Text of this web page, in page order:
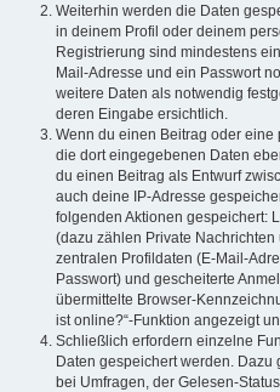
Weiterhin werden die Daten
in deinem Profil oder deinem
Registrierung sind mindestens
Mail-Adresse und ein Passwort
weitere Daten als notwendig
deren Eingabe ersichtlich.
Wenn du einen Beitrag oder eine
die dort eingegebenen Daten
du einen Beitrag als Entwurf
auch deine IP-Adresse
folgenden Aktionen gespeichert:
(dazu zählen Private
zentralen Profildaten (E-Mail-
Passwort) und gescheiterte
übermittelte Browser-
ist online?“-Funktion angezeigt
Schließlich erfordern einzelne
Daten gespeichert werden.
bei Umfragen, der Gelesen-